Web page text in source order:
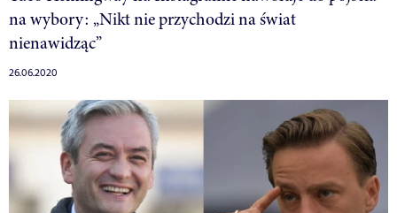
na wybory: „Nikt nie przychodzi na świat
nienawidząc”
26.06.2020